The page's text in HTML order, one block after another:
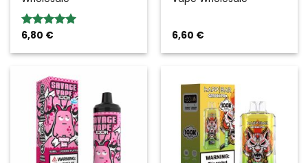
Valoración:
5
6,80 € 6,60 €